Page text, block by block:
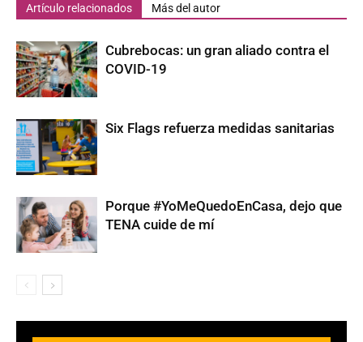
Artículo relacionados Más del autor
Cubrebocas: un gran aliado contra el
COVID-19
Six Flags refuerza medidas sanitarias
Porque #YoMeQuedoEnCasa, dejo que
TENA cuide de mí